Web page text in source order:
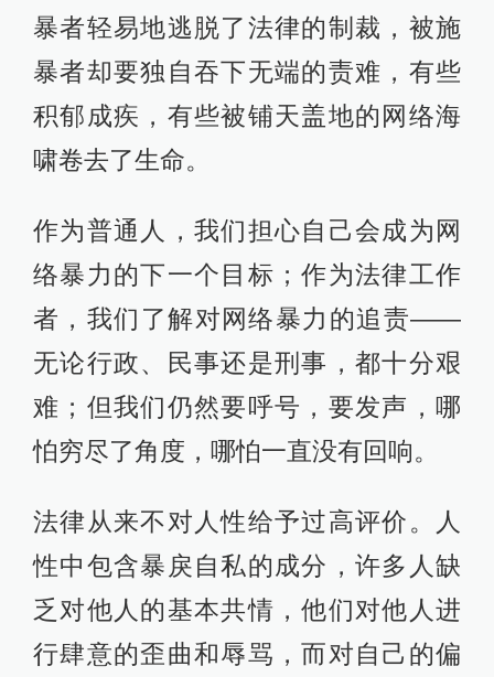
暴者轻易地逃脱了法律的制裁，被施
暴者却要独自吞下无端的责难，有些
积郁成疾，有些被铺天盖地的网络海
啸卷去了生命。
作为普通人，我们担心自己会成为网
络暴力的下一个目标；作为法律工作
者，我们了解对网络暴力的追责——
无论行政、民事还是刑事，都十分艰
难；但我们仍然要呼号，要发声，哪
怕穷尽了角度，哪怕一直没有回响。
法律从来不对人性给予过高评价。人
性中包含暴戾自私的成分，许多人缺
乏对他人的基本共情，他们对他人进
行肆意的歪曲和辱骂，而对自己的偏